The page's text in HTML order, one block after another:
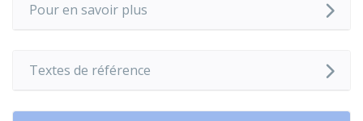
Pour en savoir plus
Textes de référence